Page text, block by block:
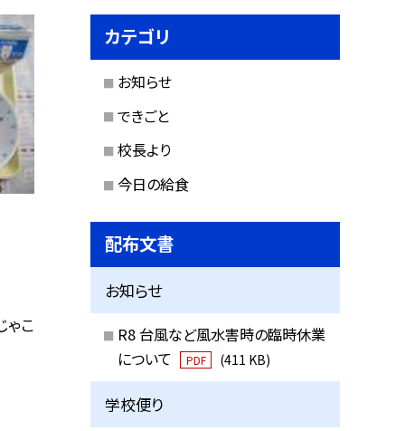
ゃこ
カテゴリ
お知らせ
できごと
校長より
今日の給食
配布文書
お知らせ
R8 台風など風水害時の臨時休業
について
PDF (411 KB)
学校便り